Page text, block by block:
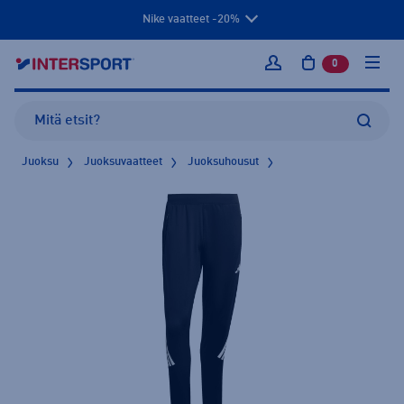
Nike vaatteet -20%
Kirjaudu sisään
0 tuotetta
Juoksu Juoksuvaatteet Juoksuhousut